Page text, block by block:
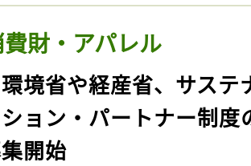
財・アパレル
環境省や経産省、サステ
ョン・パートナー制度
開始